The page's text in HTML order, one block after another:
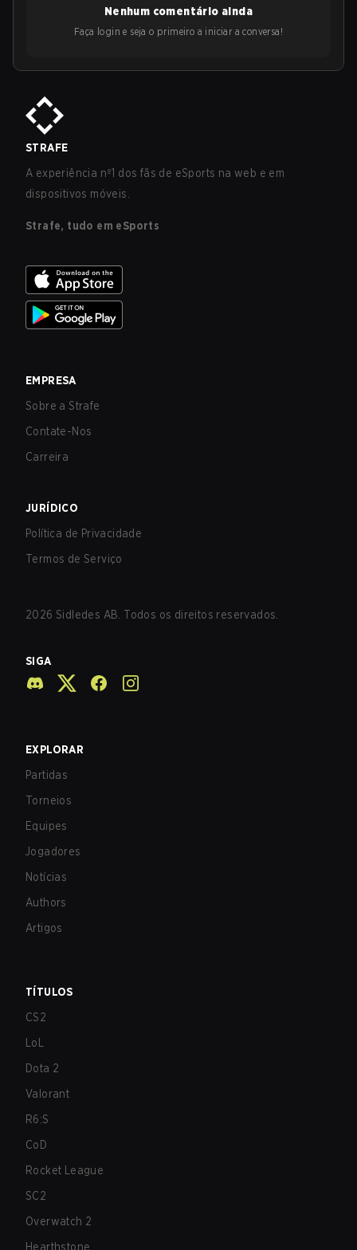
Nenhum comentário ainda
Faça login e seja o primeiro a iniciar a conversa!
STRAFE
A experiência nº1 dos fãs de eSports na web e em
dispositivos móveis.
Strafe, tudo em eSports
EMPRESA
Sobre a Strafe
Contate-Nos
Carreira
JURÍDICO
Política de Privacidade
Termos de Serviço
2026 Sidledes AB. Todos os direitos reservados.
SIGA
EXPLORAR
Partidas
Torneios
Equipes
Jogadores
Notícias
Authors
Artigos
TÍTULOS
CS2
LoL
Dota 2
Valorant
R6:S
CoD
Rocket League
SC2
Overwatch 2
Hearthstone